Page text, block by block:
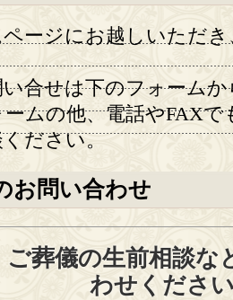
ージにお越しいただ
合せは下のフォーム
ムの他、電話やFAXで
ださい。
お問い合わせ
ご葬儀の生前相談な
わせくださ